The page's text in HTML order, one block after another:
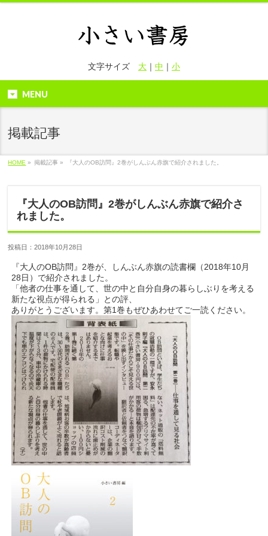
文字サイズ 大｜ 中 ｜ 小
MENU
掲載記事
HOME » 掲載記事 » 『大人のOB訪問』2巻がしんぶん赤旗で紹介されました。
『大人のOB訪問』2巻がしんぶん赤旗で紹介さ
れました。
投稿日：2018年10月28日
『大人のOB訪問』2巻が、しんぶん赤旗の読書欄（2018年10月
28日）で紹介されました。
「他者の仕事を通して、世の中と自分自身の暮らしぶりを考える
新たな視点が得られる」との評、
ありがとうございます。第1巻もぜひあわせてご一読ください。